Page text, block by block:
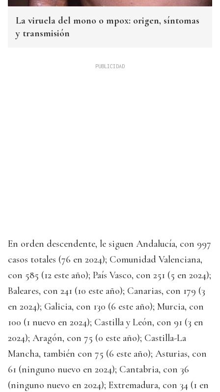
La viruela del mono o mpox: origen, síntomas
y transmisión
En orden descendente, le siguen Andalucía, con 997
casos totales (76 en 2024); Comunidad Valenciana,
con 585 (12 este año); País Vasco, con 251 (5 en 2024);
Baleares, con 241 (10 este año); Canarias, con 179 (3
en 2024); Galicia, con 130 (6 este año); Murcia, con
100 (1 nuevo en 2024); Castilla y León, con 91 (3 en
2024); Aragón, con 75 (0 este año); Castilla-La
Mancha, también con 75 (6 este año); Asturias, con
61 (ninguno nuevo en 2024); Cantabria, con 36
(ninguno nuevo en 2024); Extremadura, con 34 (1 en